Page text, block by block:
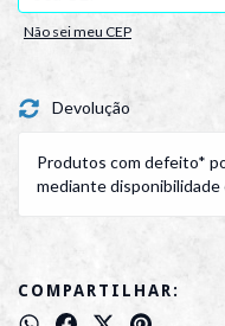
Não sei meu CEP
Devolução
Produtos com defeito*
mediante
COMPARTILHAR: